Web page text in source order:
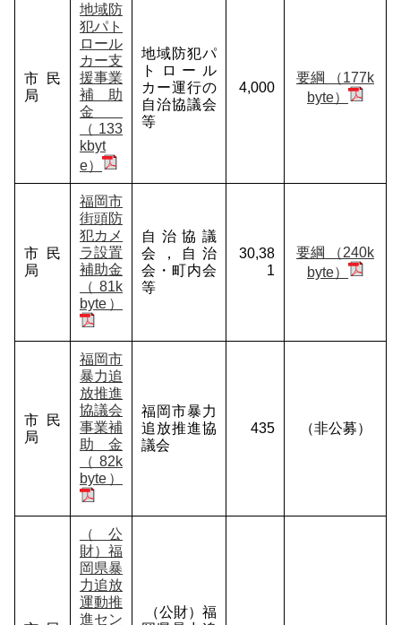
市民
局
地域防
犯パト
ロール
カー支
援事業
補助
金
（133
kbyt
e）
地域防犯パ
トロール
カー運行の
自治協議会
等
4,000
要綱 （177k
byte）
市民
局
福岡市
街頭防
犯カメ
ラ設置
補助金
（81k
byte）
自治協議
会，自治
会・町内会
等
30,38
1
要綱 （240k
byte）
市民
局
福岡市
暴力追
放推進
協議会
事業補
助金
（82k
byte）
福岡市暴力
追放推進協
議会
435 （非公募）
（公
財）福
岡県暴
力追放
運動推
進セン
（公財）福